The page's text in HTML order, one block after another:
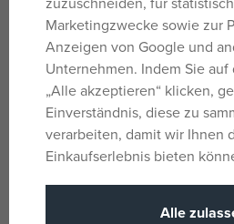
Grund zur Reklamation der
Größe 45 cm.
Handgefertigt in Spanien,
Altersempfehlung ab 3 Jahren.
Es besteht die Möglichkeit,
Marketingzwecke sowie zur
Anzeigen von Google und
Unternehmen. Indem Sie
„Alle akzeptieren“ klicken,
Einverständnis, diese zu
verarbeiten, damit wir Ihnen
Einkaufserlebnis bieten
Alle